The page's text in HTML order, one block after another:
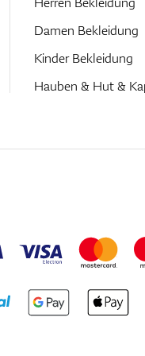
Damen Bekleidung
Kinder Bekleidung
Hauben & Hut &